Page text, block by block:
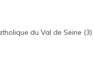
du Val de Seine (3)